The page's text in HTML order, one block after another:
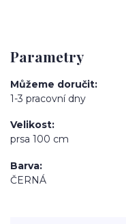
Parametry
Můžeme doručit
1-3 pracovní dny
Velikost
prsa 100 cm
Barva
ČERNÁ